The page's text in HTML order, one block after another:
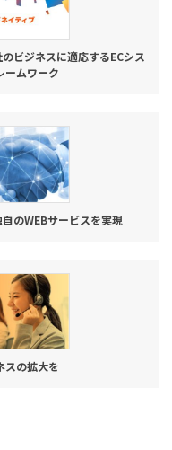
ビジネスに適応するECシス
ームワーク
のWEBサービスを実現
スの拡大を